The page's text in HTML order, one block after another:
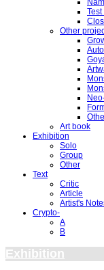
Test
Other
Art book
Exhibition
Solo
Group
Other
Text
Critic
Article
Artist's
Crypto-
A
B
Exhibition